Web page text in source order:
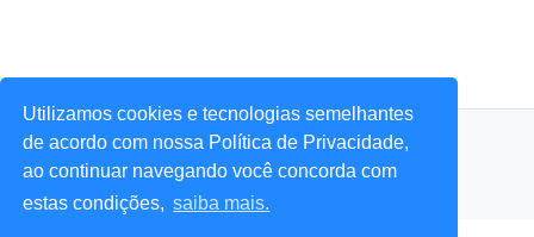
Utilizamos cookies e tecnologias semelhantes
de acordo com nossa Política de Privacidade,
ao continuar navegando você concorda com
estas condições, saiba mais.
© 2026 Portal Agora Sim! — Todos os direitos reservados.